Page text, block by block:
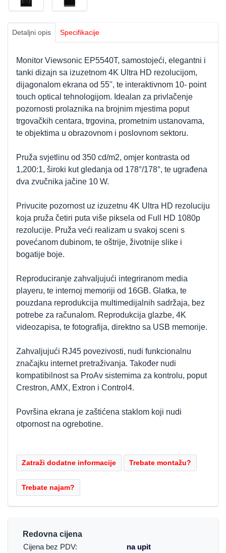
Detaljni opis Specifikacije
Monitor Viewsonic EP5540T, samostojeći, elegantni i
tanki dizajn sa izuzetnom 4K Ultra HD rezolucijom,
dijagonalom ekrana od 55'', te interaktivnom 10- point
touch optical tehnologijom. Idealan za privlačenje
pozornosti prolaznika na brojnim mjestima poput
trgovačkih centara, trgovina, prometnim ustanovama,
te objektima u obrazovnom i poslovnom sektoru.
Pruža svjetlinu od 350 cd/m2, omjer kontrasta od
1,200:1, široki kut gledanja od 178°/178°, te ugrađena
dva zvučnika jačine 10 W.
Privucite pozornost uz izuzetnu 4K Ultra HD rezoluciju
koja pruža četiri puta više piksela od Full HD 1080p
rezolucije. Pruža veći realizam u svakoj sceni s
povećanom dubinom, te oštrije, životnije slike i
bogatije boje.
Reproduciranje zahvaljujući integriranom media
playeru, te internoj memoriji od 16GB. Glatka, te
pouzdana reprodukcija multimedijalnih sadržaja, bez
potrebe za računalom. Reprodukcija glazbe, 4K
videozapisa, te fotografija, direktno sa USB memorije.
Zahvaljujući RJ45 povezivosti, nudi funkcionalnu
značajku internet pretraživanja. Također nudi
kompatibilnost sa ProAv sistemima za kontrolu, poput
Crestron, AMX, Extron i Control4.
Površina ekrana je zaštićena staklom koji nudi
otpornost na ogrebotine.
Redovna cijena
Cijena bez PDV:
na upit